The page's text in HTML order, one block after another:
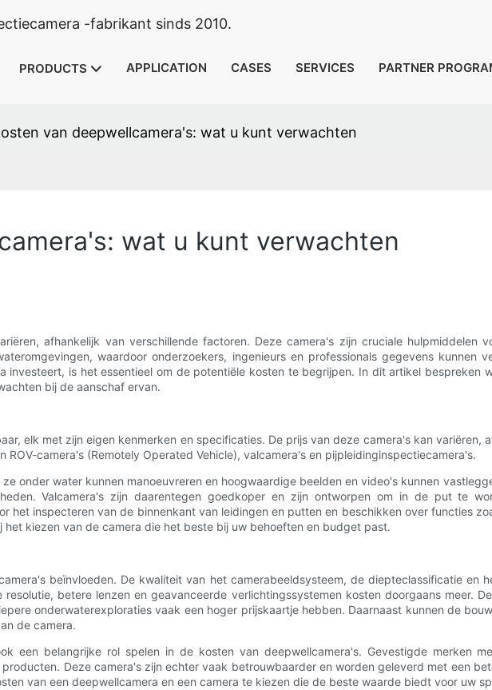
-fabrikant sinds 2010.
PRODUCTS APPLICATION CASES SERVICES PARTNER
van deepwellcamera's: wat u kunt verwachten
wat u kunt verwachten
afhankelijk van verschillende factoren. Deze camera's zijn cruciale hulpmiddelen
waardoor onderzoekers, ingenieurs en professionals gegevens kunnen
investeert, is het essentieel om de potentiële kosten te begrijpen. In dit artikel bespreken
bij de aanschaf ervan.
elk met zijn eigen kenmerken en specificaties. De prijs van deze camera's kan variëren,
camera's (Remotely Operated Vehicle), valcamera's en pijpleidinginspectiecamera's.
onder water kunnen manoeuvreren en hoogwaardige beelden en video's kunnen
Valcamera's zijn daarentegen goedkoper en zijn ontworpen om in de put te
het inspecteren van de binnenkant van leidingen en putten en beschikken over functies
kiezen van de camera die het beste bij uw behoeften en budget past.
beïnvloeden. De kwaliteit van het camerabeeldsysteem, de diepteclassificatie en
betere lenzen en geavanceerde verlichtingssystemen kosten doorgaans meer.
onderwaterexploraties vaak een hoger prijskaartje hebben. Daarnaast kunnen de
de camera.
een belangrijke rol spelen in de kosten van deepwellcamera's. Gevestigde merken
Deze camera's zijn echter vaak betrouwbaarder en worden geleverd met een
van een deepwellcamera en een camera te kiezen die de beste waarde biedt voor uw